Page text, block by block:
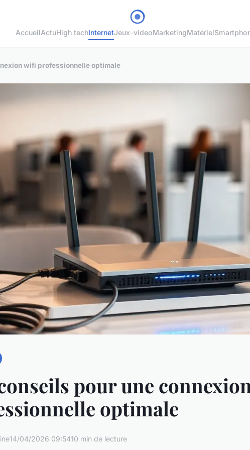
AccueilActuHigh techInternetJeux-videoMarketingMatériel
wifi professionnelle optimale
pour une
optimale
14/04/2026 09:5410 min de lecture